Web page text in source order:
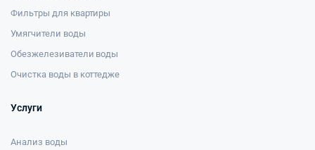
Фильтры для квартиры
Умягчители воды
Обезжелезиватели воды
Очистка воды в коттедже
Услуги
Анализ воды